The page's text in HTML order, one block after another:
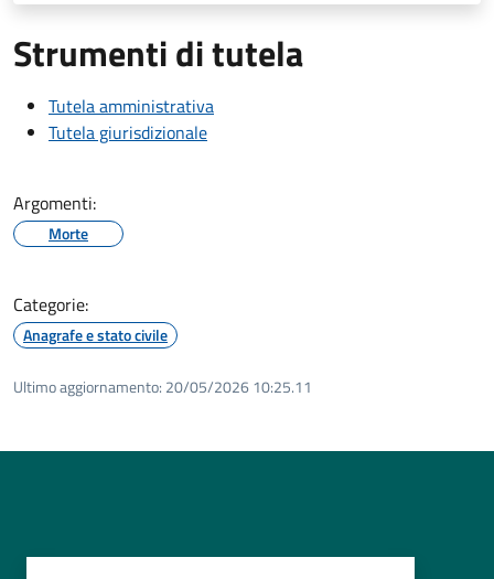
Strumenti di tutela
Tutela amministrativa
Tutela giurisdizionale
Argomenti:
Morte
Categorie:
Anagrafe e stato civile
Ultimo aggiornamento: 20/05/2026 10:25.11